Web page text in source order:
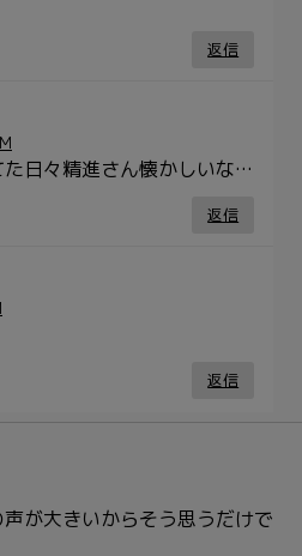
返信
日々精進さん懐かしいな…
返信
返信
が大きいからそう思うだけで